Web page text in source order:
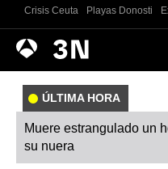
Crisis Ceuta Playas Donosti
Antena
3
Noticias
ÚLTIMA HORA
Muere estrangulado un
su nuera